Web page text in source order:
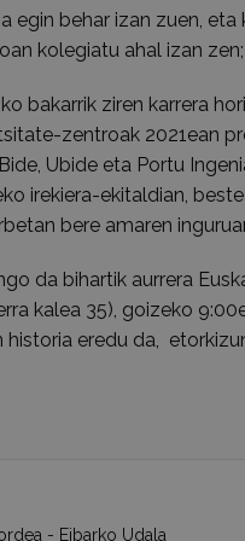
egin behar izan zuen,
kolegiatu ahal izan
bakarrik ziren karrera
zentroak 2021ean
Ubide eta Portu
irekiera-ekitaldian,
bere amaren
da bihartik aurrera
kalea 35), goizeko
historia eredu da,
- Eibarko Udala